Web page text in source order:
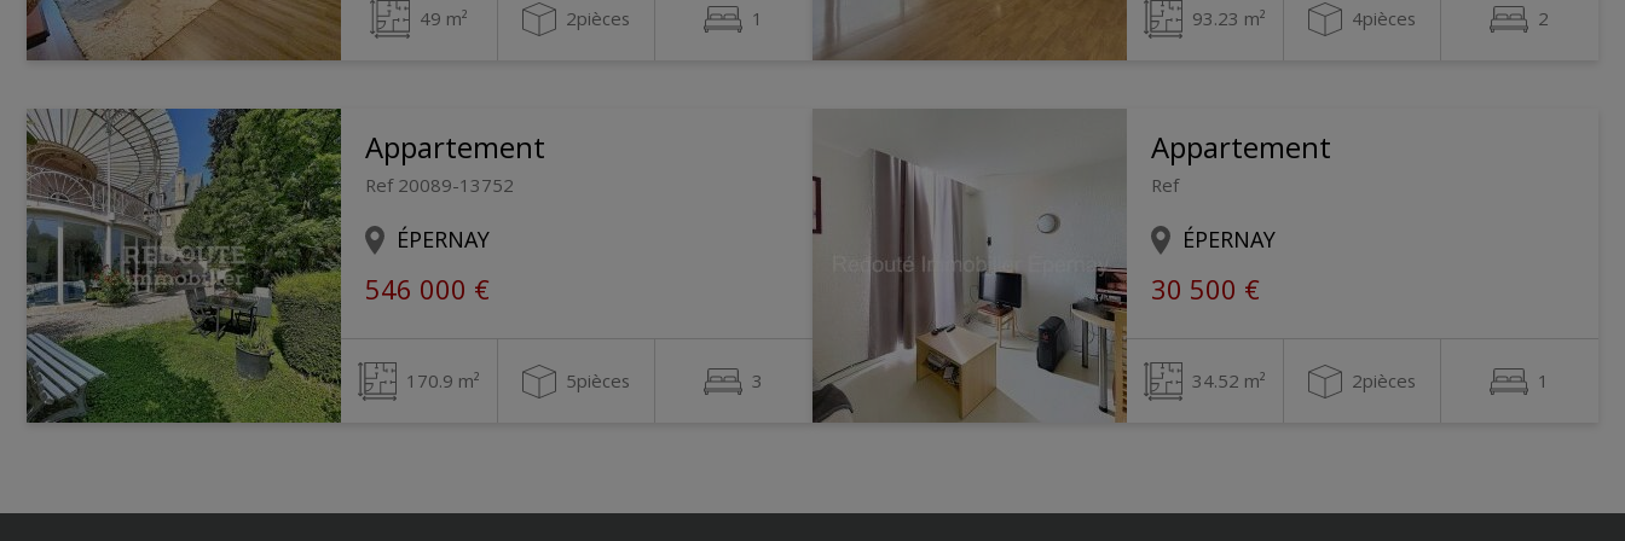
49 m² 2pièces 1 93.23 m² 4pièces 2
Appartement
Ref 20089-13752
ÉPERNAY
546 000 €
170.9 m² 5pièces 3
Appartement
Ref
ÉPERNAY
30 500 €
34.52 m² 2pièces 1